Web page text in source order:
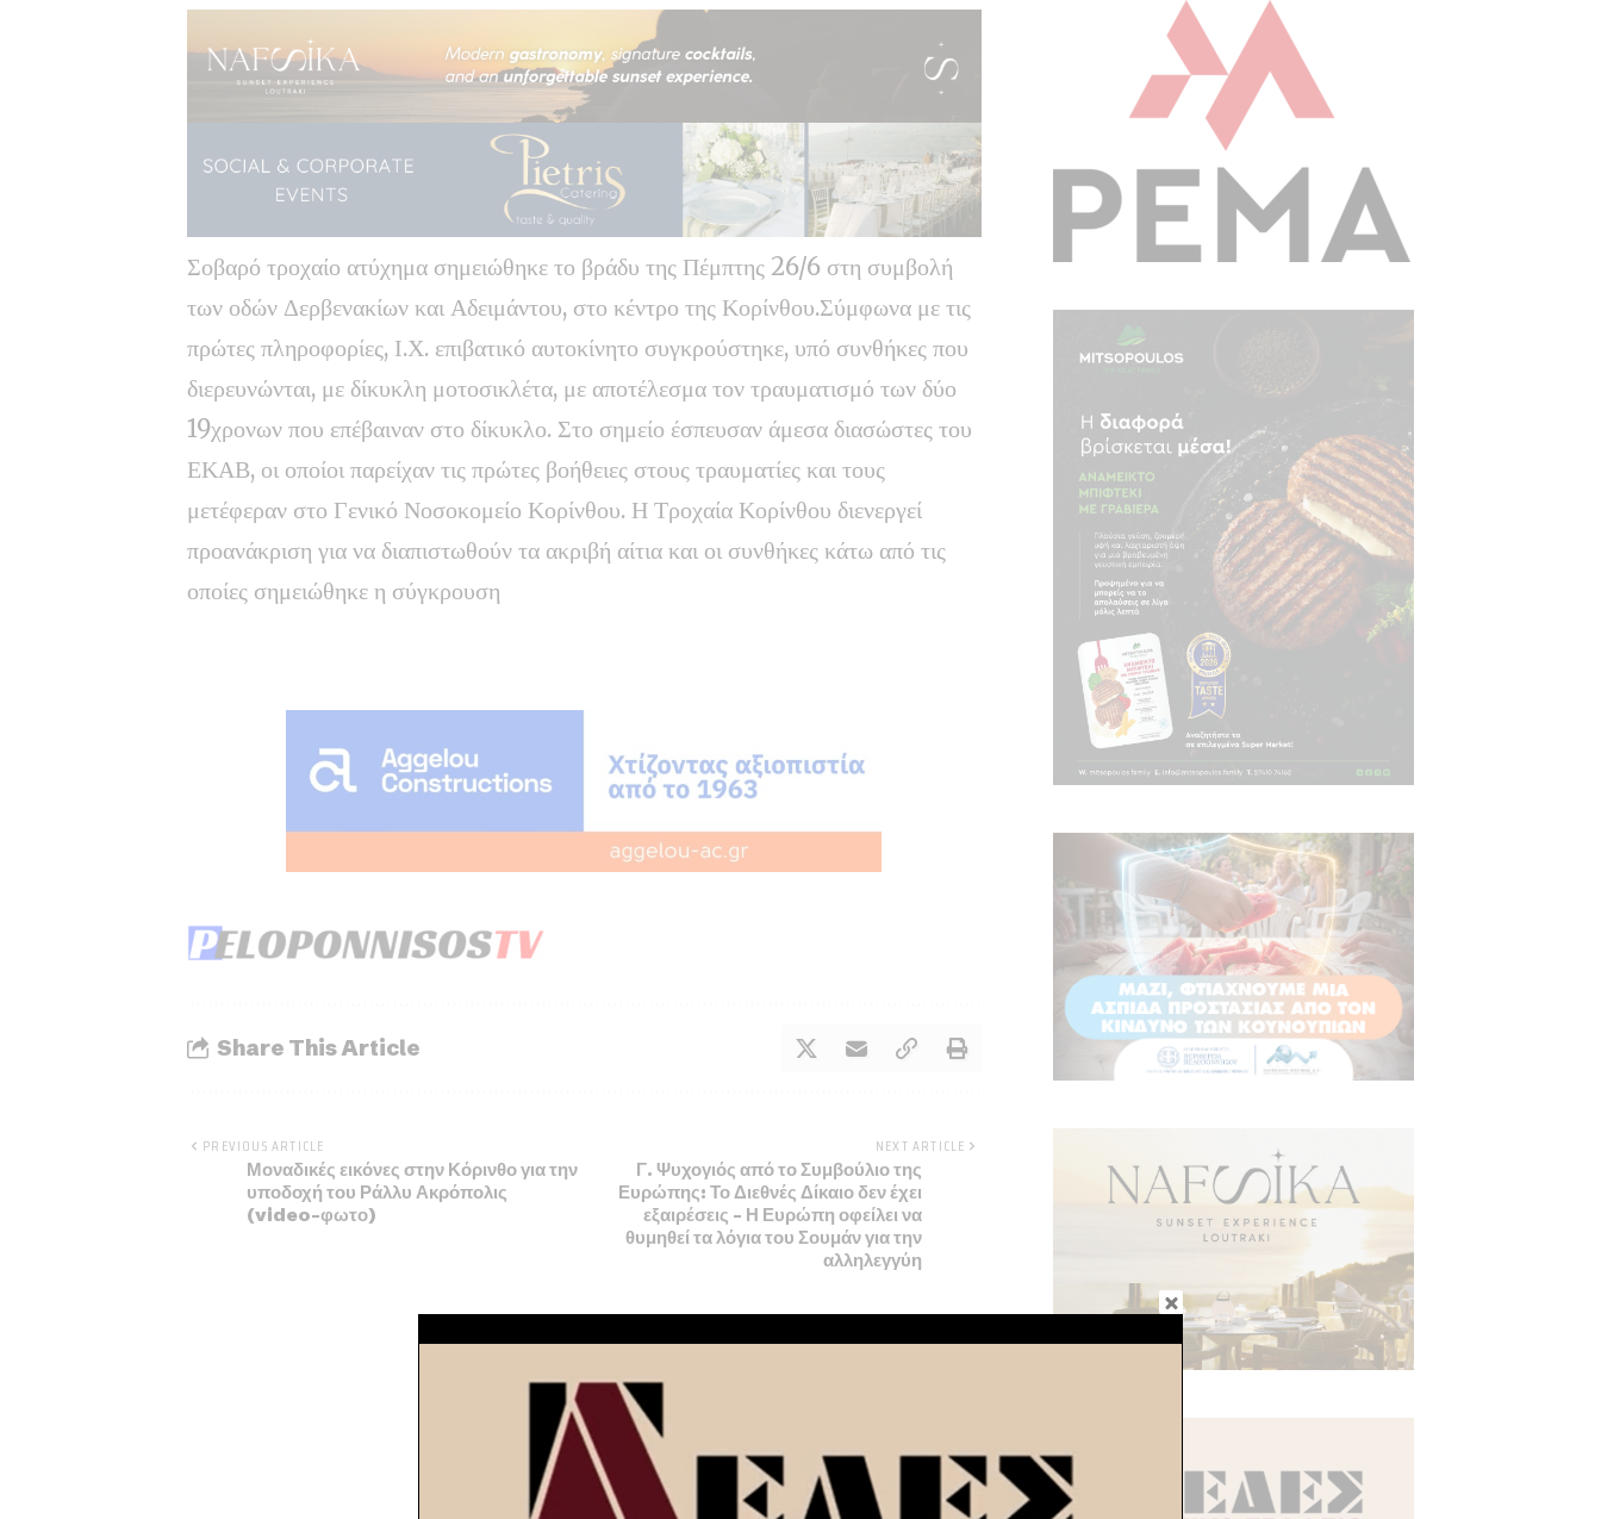
Σοβαρό τροχαίο ατύχημα σημειώθηκε το βράδυ της Πέμπτης 26/6 στη συμβολή
των οδών Δερβενακίων και Αδειμάντου, στο κέντρο της Κορίνθου.Σύμφωνα με τις
πρώτες πληροφορίες, Ι.Χ. επιβατικό αυτοκίνητο συγκρούστηκε, υπό συνθήκες που
διερευνώνται, με δίκυκλη μοτοσικλέτα, με αποτέλεσμα τον τραυματισμό των δύο
19χρονων που επέβαιναν στο δίκυκλο. Στο σημείο έσπευσαν άμεσα διασώστες του
ΕΚΑΒ, οι οποίοι παρείχαν τις πρώτες βοήθειες στους τραυματίες και τους
μετέφεραν στο Γενικό Νοσοκομείο Κορίνθου. Η Τροχαία Κορίνθου διενεργεί
προανάκριση για να διαπιστωθούν τα ακριβή αίτια και οι συνθήκες κάτω από τις
οποίες σημειώθηκε η σύγκρουση
Share This Article
PREVIOUS ARTICLE
Μοναδικές εικόνες στην Κόρινθο για την
υποδοχή του Ράλλυ Ακρόπολις
(video-φωτο)
NEXT ARTICLE
Γ. Ψυχογιός από το Συμβούλιο της
Ευρώπης: Το Διεθνές Δίκαιο δεν έχει
εξαιρέσεις – Η Ευρώπη οφείλει να
θυμηθεί τα λόγια του Σουμάν για την
αλληλεγγύη